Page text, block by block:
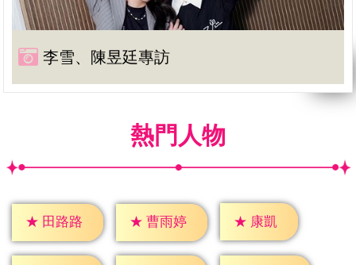
李雪、陳昱廷專訪
熱門人物
★ 田路路 ★ 曹雨婷 ★ 康凱